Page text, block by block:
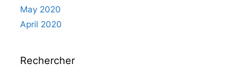
May 2020
April 2020
Rechercher